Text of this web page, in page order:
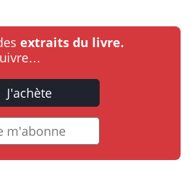
extraits du livre.
J'achète
m'abonne